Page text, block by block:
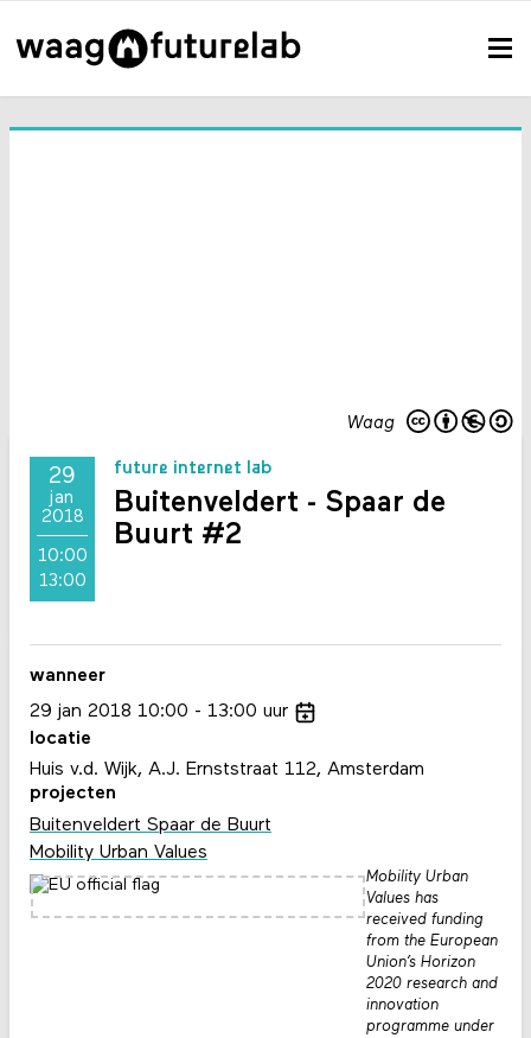
Waag
29
jan
2018
10:00
13:00
future internet lab
Buitenveldert - Spaar de
Buurt #2
wanneer
29 jan 2018 10:00 13:00 uur
locatie
Huis v.d. Wijk, A.J. Ernststraat 112, Amsterdam
projecten
Buitenveldert Spaar de Buurt
Mobility Urban Values
Mobility Urban
Values has
received funding
from the European
Union’s Horizon
2020 research and
innovation
programme under